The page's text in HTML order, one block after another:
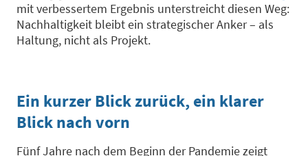
mit verbessertem Ergebnis unterstreicht diesen Weg:
Nachhaltigkeit bleibt ein strategischer Anker – als
Haltung, nicht als Projekt.
Ein kurzer Blick zurück, ein klarer
Blick nach vorn
Fünf Jahre nach dem Beginn der Pandemie zeigt